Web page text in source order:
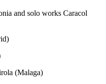
and solo works Caracol
(Malaga)